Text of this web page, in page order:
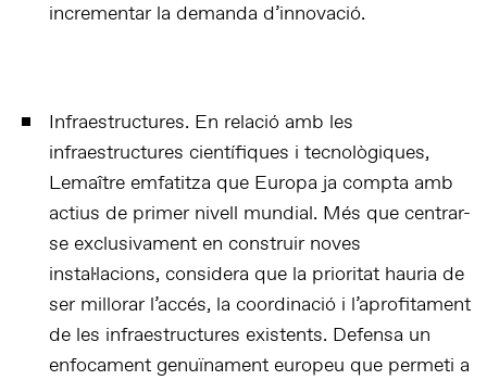
incrementar la demanda d’innovació.
Infraestructures. En relació amb les
infraestructures científiques i tecnològiques,
Lemaître emfatitza que Europa ja compta amb
actius de primer nivell mundial. Més que centrar-
se exclusivament en construir noves
instal·lacions, considera que la prioritat hauria de
ser millorar l’accés, la coordinació i l’aprofitament
de les infraestructures existents. Defensa un
enfocament genuïnament europeu que permeti a